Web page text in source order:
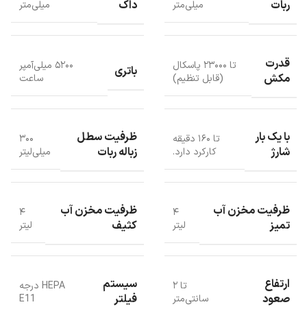
بزرگ بسیار مناسب است و ربات می‌تواند در یک نوبت، بخش بزرگی از
محیط را تمیز نماید.
ربات میلی‌متر داک میلی‌متر
قدرت
مکش
تا ۲۳۰۰۰ پاسکال
(قابل تنظیم)
باتری
۵۲۰۰ میلی‌آمپر
ساعت
با یک بار
شارژ
تا ۱۶۰ دقیقه
کارکرد دارد.
ظرفیت سطل
زباله ربات
۳۰۰
میلی‌لیتر
ظرفیت مخزن آب
تمیز
۴
لیتر
ظرفیت مخزن آب
کثیف
۴
لیتر
ارتفاع
صعود
تا ۲
سانتی‌متر
سیستم
فیلتر
HEPA درجه
E11